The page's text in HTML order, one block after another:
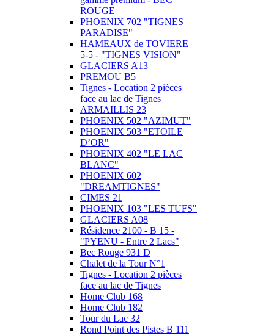
ROUGE
PHOENIX 702 "TIGNES
PARADISE"
HAMEAUX de TOVIERE
5-5 - "TIGNES VISION"
GLACIERS A13
PREMOU B5
Tignes - Location 2 pièces
face au lac de Tignes
ARMAILLIS 23
PHOENIX 502 "AZIMUT"
PHOENIX 503 "ETOILE
D’OR"
PHOENIX 402 "LE LAC
BLANC"
PHOENIX 602
"DREAMTIGNES"
CIMES 21
PHOENIX 103 "LES TUFS"
GLACIERS A08
Résidence 2100 - B 15 -
"PYENU - Entre 2 Lacs"
Bec Rouge 931 D
Chalet de la Tour N°1
Tignes - Location 2 pièces
face au lac de Tignes
Home Club 168
Home Club 182
Tour du Lac 32
Rond Point des Pistes B 111